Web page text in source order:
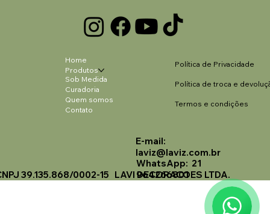
Home
Produtos
Sob Medida
Curadoria
Quem somos
Contato
Política de Privacidade
Política de troca e
Termos e condições
E-mail:
laviz@laviz.com.br
WhatsApp: 21
964266801
39.135.868/0002-15 LAVI DECORACOES LTDA.
🗓️ Opening Hours: Mon-Fri 9:00 - 16:00
Laviz Home Decor